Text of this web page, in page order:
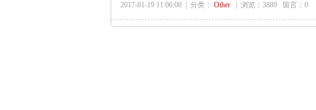
2017-01-19 11:06:00 | 分类： Other 浏览：3889 留言：0